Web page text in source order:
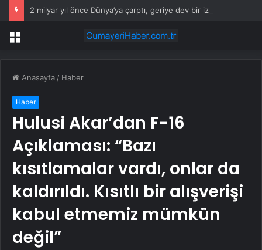
2 milyar yıl önce Dünya’ya çarptı, geriye dev bir iz bıraktı
Menü
Anasayfa / Haber
Haber
Hulusi Akar’dan F-16
Açıklaması: “Bazı
kısıtlamalar vardı, onlar da
kaldırıldı. Kısıtlı bir alışverişi
kabul etmemiz mümkün
değil”